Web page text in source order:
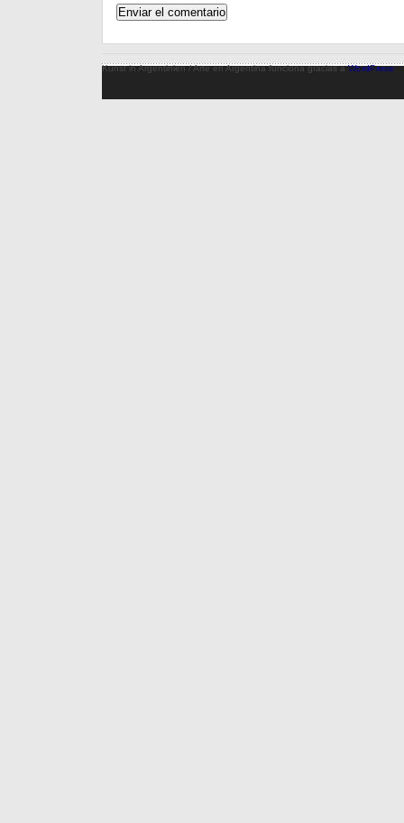
Kunst in Argentinien / Arte en Argentina funciona gracias aWordPress